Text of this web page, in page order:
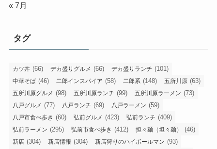
« 7月
タグ
カツ丼 (66) デカ盛りグルメ (66) デカ盛りランチ (101)
中華そば (46) 二郎インスパイア (58) 二郎系 (148) 五所川原 (63)
五所川原グルメ (98) 五所川原ランチ (99) 五所川原ラーメン (73)
八戸グルメ (77) 八戸ランチ (69) 八戸ラーメン (59)
八戸市食べ歩き (60) 弘前グルメ (423) 弘前ランチ (409)
弘前ラーメン (295) 弘前市食べ歩き (412) 担々麺（坦々麺） (46)
新店 (304) 新店情報 (304) 新店狩りのハイボールマン (93)